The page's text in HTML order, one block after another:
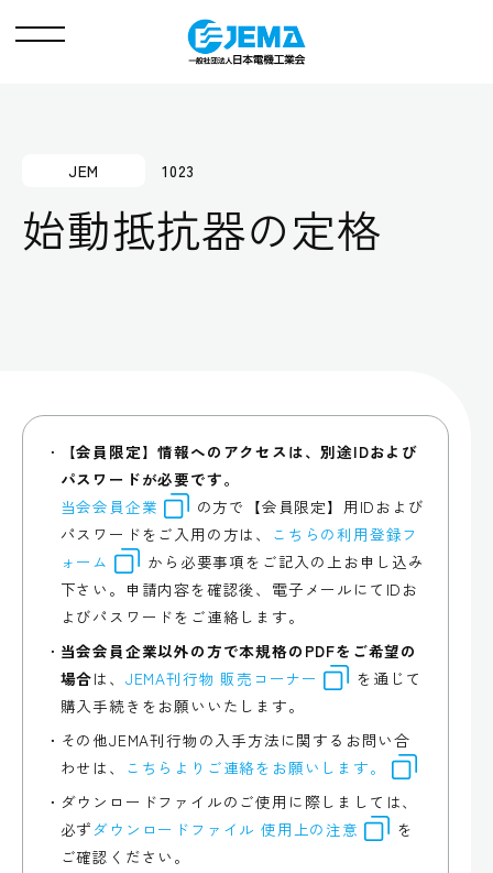
メ
JEM 1023
始動抵抗器の定格
【会員限定】情報へのアクセスは、別途IDおよび
パスワードが必要です。
当会会員企業
の方で【会員限定】用IDおよび
パスワードをご入用の方は、 こちらの利用登録フ
ォーム
から必要事項をご記入の上お申し込み
下さい。申請内容を確認後、電子メールにてIDお
よびパスワードをご連絡します。
当会会員企業以外の方で本規格のPDFをご希望の
場合は、 JEMA刊行物 販売コーナー
を通じて
購入手続きをお願いいたします。
その他JEMA刊行物の入手方法に関するお問い合
わせは、
こちらよりご連絡をお願いします。
ダウンロードファイルのご使用に際しましては、
必ず ダウンロードファイル 使用上の注意
を
ご確認ください。